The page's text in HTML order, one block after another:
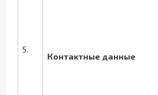
5.
Контактные данные